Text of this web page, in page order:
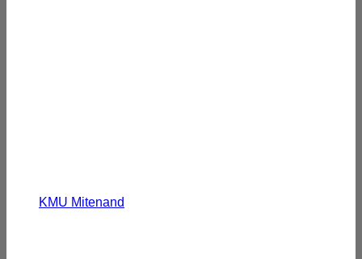
KMU Mitenand